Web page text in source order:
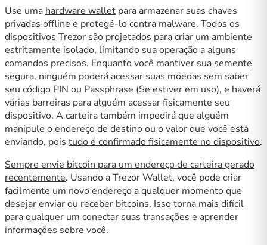
Use uma hardware wallet para armazenar suas chaves
privadas offline e protegê-lo contra malware. Todos os
dispositivos Trezor são projetados para criar um ambiente
estritamente isolado, limitando sua operação a alguns
comandos precisos. Enquanto você mantiver sua semente
segura, ninguém poderá acessar suas moedas sem saber
seu código PIN ou Passphrase (Se estiver em uso), e haverá
várias barreiras para alguém acessar fisicamente seu
dispositivo. A carteira também impedirá que alguém
manipule o endereço de destino ou o valor que você está
enviando, pois tudo é confirmado fisicamente no dispositivo.
Sempre envie bitcoin para um endereço de carteira gerado
recentemente. Usando a Trezor Wallet, você pode criar
facilmente um novo endereço a qualquer momento que
desejar enviar ou receber bitcoins. Isso torna mais difícil
para qualquer um conectar suas transações e aprender
informações sobre você.